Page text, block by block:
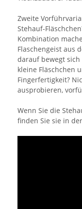
Zweite
Stehauf-
Kombination
Flaschengeist aus
darauf bewegt sich
kleine Fläschchen
Fingerfertigkeit?
ausprobieren,
Wenn Sie die
finden Sie sie in